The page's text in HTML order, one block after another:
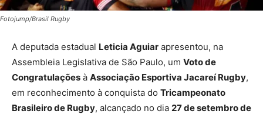
Fotojump/Brasil Rugby
A deputada estadual Leticia Aguiar apresentou, na
Assembleia Legislativa de São Paulo, um Voto de
Congratulações à Associação Esportiva Jacareí Rugby,
em reconhecimento à conquista do Tricampeonato
Brasileiro de Rugby, alcançado no dia 27 de setembro de